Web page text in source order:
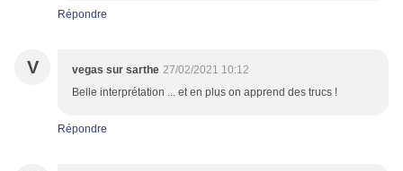
Répondre
V vegas sur sarthe 27/02/2021 10:12
Belle interprétation ... et en plus on apprend des trucs !
Répondre